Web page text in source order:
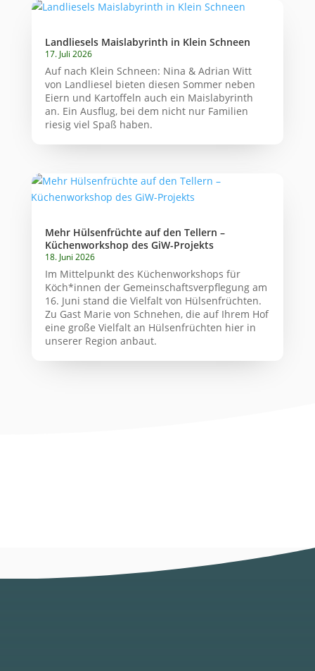
Landliesels Maislabyrinth in Klein Schneen
17. Juli 2026
Auf nach Klein Schneen: Nina & Adrian Witt
von Landliesel bieten diesen Sommer neben
Eiern und Kartoffeln auch ein Maislabyrinth
an. Ein Ausflug, bei dem nicht nur Familien
riesig viel Spaß haben.
Mehr Hülsenfrüchte auf den Tellern –
Küchenworkshop des GiW-Projekts
18. Juni 2026
Im Mittelpunkt des Küchenworkshops für
Köch*innen der Gemeinschaftsverpflegung am
16. Juni stand die Vielfalt von Hülsenfrüchten.
Zu Gast Marie von Schnehen, die auf Ihrem Hof
eine große Vielfalt an Hülsenfrüchten hier in
unserer Region anbaut.